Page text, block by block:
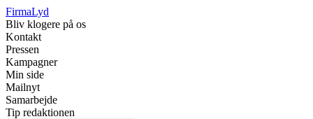
FirmaLyd
Bliv klogere på os
Kontakt
Pressen
Kampagner
Min side
Mailnyt
Samarbejde
Tip redaktionen